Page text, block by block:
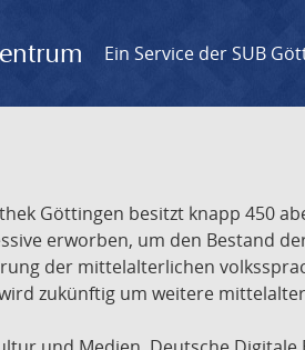
Ein Service der SUB
Göttingen besitzt knapp 450
erworben, um den Bestand
der mittelalterlichen
zukünftig um weitere